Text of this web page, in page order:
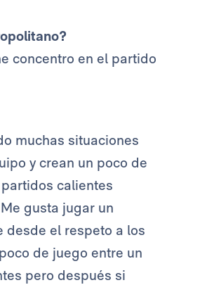
concentro en el partido
muchas situaciones
y crean un poco de
calientes
gusta jugar un
desde el respeto a los
de juego entre un
pero después si